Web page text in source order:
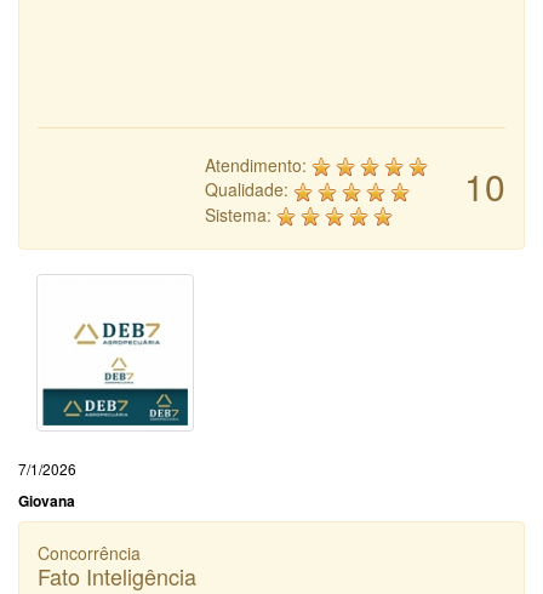
10
Atendimento:
Qualidade:
Sistema:
7/1/2026
Giovana
Concorrência
Fato Inteligência